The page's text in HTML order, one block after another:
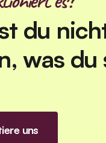
du
was du
uns